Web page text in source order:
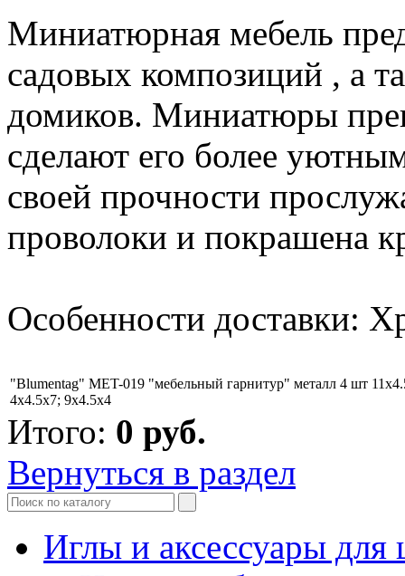
Миниатюрная мебель
садовых композиций , а
домиков. Миниатюры
сделают его более
своей прочности
проволоки и покрашена
Особенности доставки:
"Blumentag" MET-019 "мебельный гарнитур" металл 4 шт
4x4.5x7; 9x4.5x4
Итого: 0 руб.
Вернуться в раздел
Иглы и аксессуары